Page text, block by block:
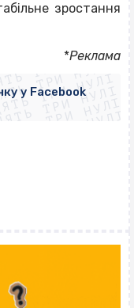
зростання
*Реклама
ТРИ НУЛІ
ТРИ НУЛІ
ТРИ НУЛІ
ТРИ НУЛІ
ТРИ НУЛІ
ТРИ НУЛІ
ТРИ НУЛІ
ТРИ НУЛІ
у Facebook